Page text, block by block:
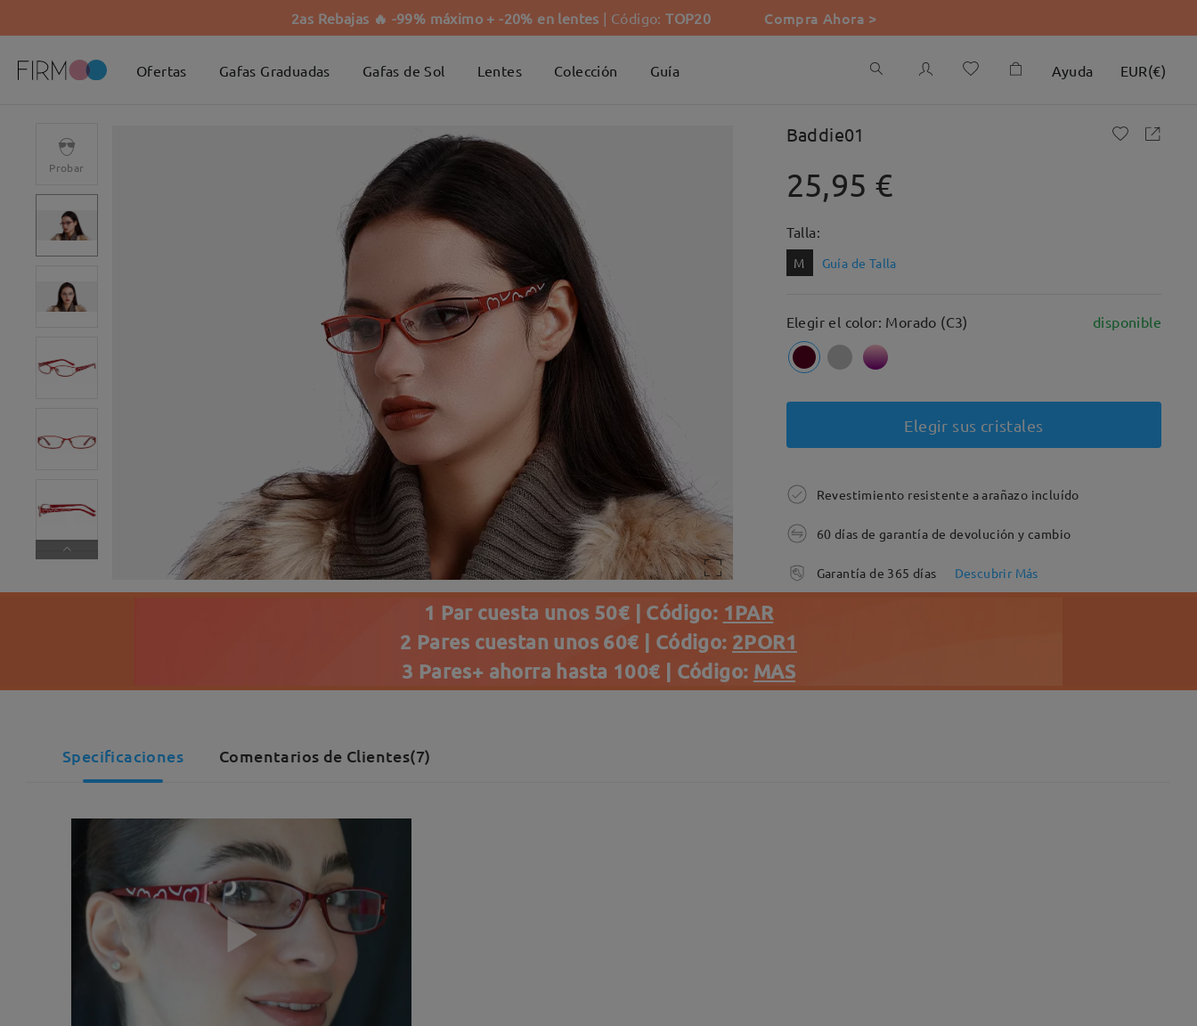
2as Rebajas 🔥 -99% máximo + -20% en lentes | Código:TOP20 Compra Ahora >
Ofertas Gafas Graduadas Gafas de Sol Lentes Colección Guía Ayuda EUR(€)
Probar
Baddie01
25,95 €
Talla:
M Guía de Talla
Elegir el color: Morado (C3) disponible
Elegir sus cristales
Revestimiento resistente a arañazo incluído
60 días de garantía de devolución y cambio
Garantía de 365 días Descubrir Más
1 Par cuesta unos 50€ | Código: 1PAR
2 Pares cuestan unos 60€ | Código: 2POR1
3 Pares+ ahorra hasta 100€ | Código: MAS
Specificaciones Comentarios de Clientes(7)